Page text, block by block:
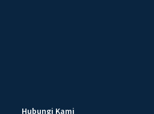
Hubungi Kami